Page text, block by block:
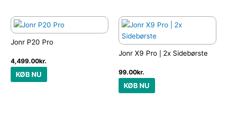
Jonr P20 Pro
4,499.00kr.
KØB NU
Jonr X9 Pro | 2x Sidebørste
99.00kr.
KØB NU